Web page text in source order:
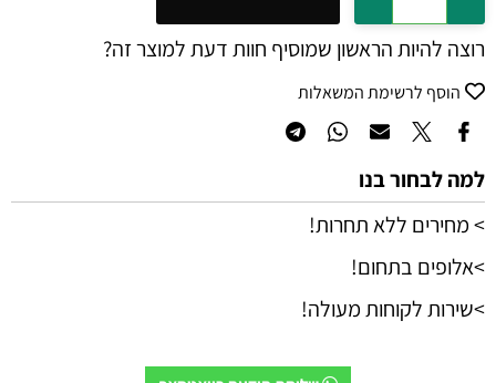
רוצה להיות הראשון שמוסיף חוות דעת למוצר זה?
הוסף לרשימת המשאלות
למה לבחור בנו
> מחירים ללא תחרות!
>אלופים בתחום!
>שירות לקוחות מעולה!